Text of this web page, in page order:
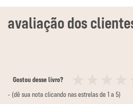
Gostou desse livro?
12
3
4
5
- (dê sua nota clicando nas estrelas de 1 a 5)